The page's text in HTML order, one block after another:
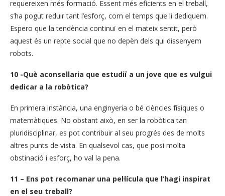
requereixen més formació. Essent més eficients en el treball,
s’ha pogut reduir tant l’esforç, com el temps que li dediquem.
Espero que la tendència continuï en el mateix sentit, però
aquest és un repte social que no depèn dels qui dissenyem
robots.
10 -Què aconsellaria que estudiï a un jove que es vulgui
dedicar a la robòtica?
En primera instància, una enginyeria o bé ciències físiques o
matemàtiques. No obstant això, en ser la robòtica tan
pluridisciplinar, es pot contribuir al seu progrés des de molts
altres punts de vista. En qualsevol cas, que posi molta
obstinació i esforç, ho val la pena.
11 – Ens pot recomanar una pel·lícula que l’hagi inspirat
en el seu treball?